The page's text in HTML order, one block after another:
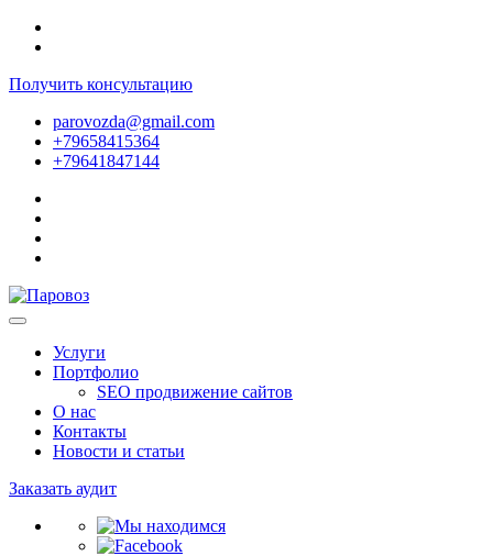
Получить консультацию
parovozda@gmail.com
+79658415364
+79641847144
Услуги
Портфолио
SEO продвижение сайтов
О нас
Контакты
Новости и статьи
Заказать аудит